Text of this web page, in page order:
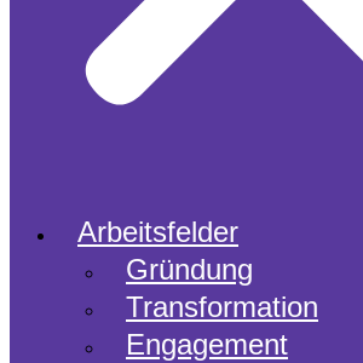
Arbeitsfelder
Gründung
Transformation
Engagement